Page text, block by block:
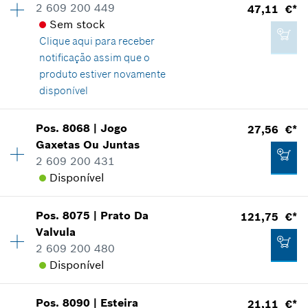
5,62 €*
*Recomendação de preço não vinculativa do
fabricante incluindo IVA
Adicionar ao carrinho das compras
Informações de peças sobressalentes
Comprovante de aplicação
Indicar na apresentação
Adicionar ao carrinho das compras
2 609 200 449
Sem stock
Clique aqui para receber
notificação assim que o
produto estiver novamente
disponível
47,11 €*
Grupo de preço:37
Informações de peças sobressalentes
Comprovante de aplicação
47,11 €*
Pos.8068 |Jogo
Gaxetas Ou Juntas
2 609 200 431
Disponível
27,56 €*
Disponibilidade 1
Grupo de preço
Informações de peças sobressalentes
Comprovante de aplicação
Indicar na apresentação
Pos.8075 | Prato Da
Valvula
2 609 200 480
Disponível
121,75 €*
Pos.8090 | Esteira
21,11 €*